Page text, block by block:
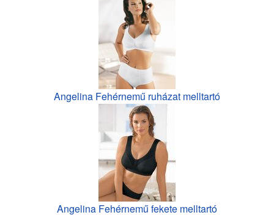
Angelina Fehérnemű ruházat melltartó
Angelina Fehérnemű fekete melltartó